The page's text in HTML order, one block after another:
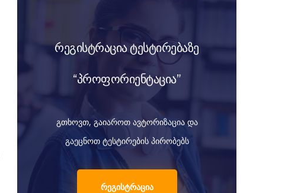
რეგისტრაცია ტესტირებაზე
“პროფორიენტაცია”
გთხოვთ, გაიაროთ ავტორიზაცია და
გაეცნოთ ტესტირების პირობებს
რეგისტრაცია